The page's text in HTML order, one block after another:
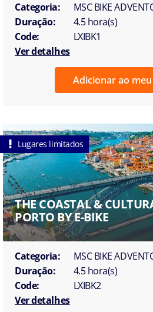
Categoria:
MSC BIKE
Duração:
4.5 hora(s)
Code:
LXIBK1
Ver detalhes
Adicionar ao
Lugares limitados
THE COASTAL &
PORTO BY E-BIKE
Categoria:
MSC BIKE
Duração:
4.5 hora(s)
Code:
LXIBK2
Ver detalhes